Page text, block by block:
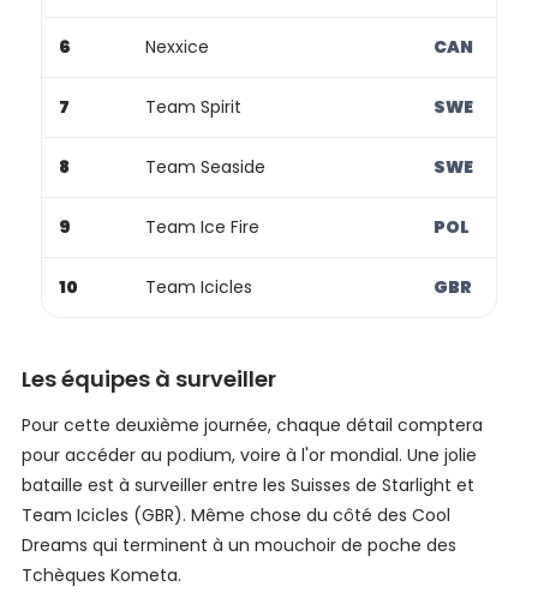
6 Nexxice CAN
7 Team Spirit SWE
8 Team Seaside SWE
9 Team Ice Fire POL
10 Team Icicles GBR
Les équipes à surveiller
Pour cette deuxième journée, chaque détail comptera
pour accéder au podium, voire à l'or mondial. Une jolie
bataille est à surveiller entre les Suisses de Starlight et
Team Icicles (GBR). Même chose du côté des Cool
Dreams qui terminent à un mouchoir de poche des
Tchèques Kometa.